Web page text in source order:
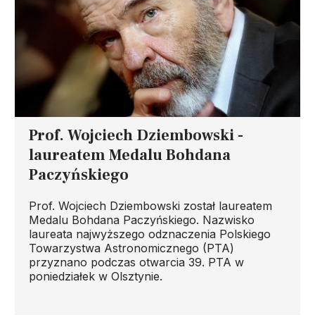
Prof. Wojciech Dziembowski -
laureatem Medalu Bohdana
Paczyńskiego
Prof. Wojciech Dziembowski został laureatem
Medalu Bohdana Paczyńskiego. Nazwisko
laureata najwyższego odznaczenia Polskiego
Towarzystwa Astronomicznego (PTA)
przyznano podczas otwarcia 39. PTA w
poniedziałek w Olsztynie.